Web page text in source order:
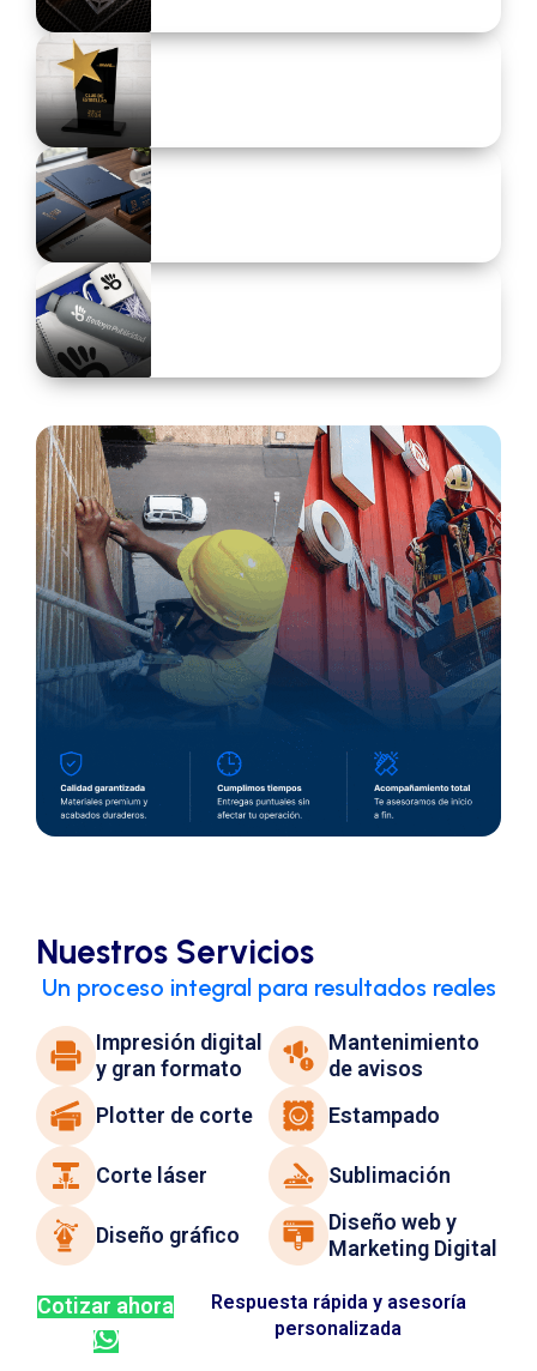
Lleva tus ideas a gran escala con calidad e impacto
visual.
Acrílicos y corte láser
Diseños personalizados con precisión y creatividad
en cada corte.
Trofeos y reconocimientos
Premios diseñados para inspirar orgullo y
excelencia.
Litografía y papelería
Impresos corporativos con identidad visual y
excelente presentación.
Artículos Promocionales
Elementos que impulsan tus campañas y aumentan
la visibilidad.
Nuestros Servicios
Un proceso integral para resultados reales
Impresión digital
y gran formato
Plotter de corte
Corte láser
Diseño gráfico
Mantenimiento
de avisos
Estampado
Sublimación
Diseño web y
Marketing Digital
Cotizar ahora
Respuesta rápida y asesoría
personalizada